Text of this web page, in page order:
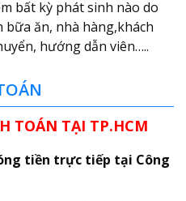
bất kỳ phát sinh nào do
ăn, nhà hàng,khách
hướng dẫn viên…..
TOÁN TẠI TP.HCM
tiền trực tiếp tại Công